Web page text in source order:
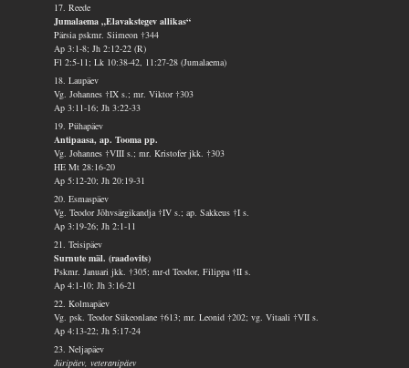
17. Reede
Jumalaema „Elavakstegev allikas“
Pärsia pskmr. Siimeon †344
Ap 3:1-8; Jh 2:12-22 (R)
Fl 2:5-11; Lk 10:38-42, 11:27-28 (Jumalaema)
18. Laupäev
Vg. Johannes †IX s.; mr. Viktor †303
Ap 3:11-16; Jh 3:22-33
19. Pühapäev
Antipaasa, ap. Tooma pp.
Vg. Johannes †VIII s.; mr. Kristofer jkk. †303
HE Mt 28:16-20
Ap 5:12-20; Jh 20:19-31
20. Esmaspäev
Vg. Teodor Jõhvsärgikandja †IV s.; ap. Sakkeus †I s.
Ap 3:19-26; Jh 2:1-11
21. Teisipäev
Surnute mäl. (raadovits)
Pskmr. Januari jkk. †305; mr-d Teodor, Filippa †II s.
Ap 4:1-10; Jh 3:16-21
22. Kolmapäev
Vg. psk. Teodor Sükeonlane †613; mr. Leonid †202; vg. Vitaali †VII s.
Ap 4:13-22; Jh 5:17-24
23. Neljapäev
Jüripäev, veteranipäev